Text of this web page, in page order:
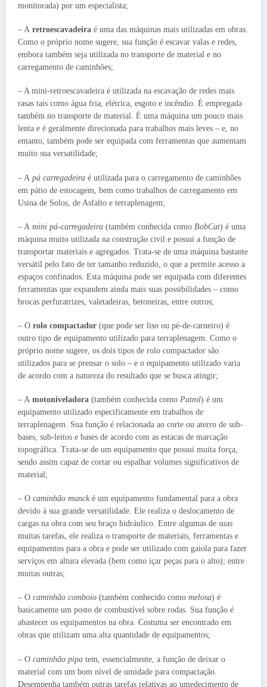
monitorada) por um especialista;
– A retroescavadeira é uma das máquinas mais utilizadas em obras.
Como o próprio nome sugere, sua função é escavar valas e redes,
embora também seja utilizada no transporte de material e no
carregamento de caminhões;
– A mini-retroescavadeira é utilizada na escavação de redes mais
rasas tais como água fria, elétrica, esgoto e incêndio. É empregada
também no transporte de material. É uma máquina um pouco mais
lenta e é geralmente direcionada para trabalhos mais leves – e, no
entanto, também pode ser equipada com ferramentas que aumentam
muito sua versatilidade;
– A pá carregadeira é utilizada para o carregamento de caminhões
em pátio de estocagem, bem como trabalhos de carregamento em
Usina de Solos, de Asfalto e terraplenagem;
– A mini pá-carregadeira (também conhecida como BobCat) é uma
máquina muito utilizada na construção civil e possui a função de
transportar materiais e agregados. Trata-se de uma máquina bastante
versátil pelo fato de ter tamanho reduzido, o que a permite acesso a
espaços confinados. Esta máquina pode ser equipada com diferentes
ferramentas que expandem ainda mais suas possibilidades – como
brocas perfuratrizes, valetadeiras, betoneiras, entre outros;
– O rolo compactador (que pode ser liso ou pé-de-carneiro) é
outro tipo de equipamento utilizado para terraplenagem. Como o
próprio nome sugere, os dois tipos de rolo compactador são
utilizados para se prensar o solo – e o equipamento utilizado varia
de acordo com a natureza do resultado que se busca atingir;
– A motoniveladora (também conhecida como Patrol) é um
equipamento utilizado especificamente em trabalhos de
terraplenagem. Sua função é relacionada ao corte ou aterro de sub-
bases, sub-leitos e bases de acordo com as estacas de marcação
topográfica. Trata-se de um equipamento que possui muita força,
sendo assim capaz de cortar ou espalhar volumes significativos de
material;
– O caminhão muncké um equipamento fundamental para a obra
devido à sua grande versatilidade. Ele realiza o deslocamento de
cargas na obra com seu braço hidráulico. Entre algumas de suas
muitas tarefas, ele realiza o transporte de materiais, ferramentas e
equipamentos para a obra e pode ser utilizado com gaiola para fazer
serviços em altura elevada (bem como içar peças para o alto); entre
muitas outras;
– O caminhão comboio (também conhecido como melosa) é
basicamente um posto de combustível sobre rodas. Sua função é
abastecer os equipamentos na obra. Costuma ser encontrado em
obras que utilizam uma alta quantidade de equipamentos;
– O caminhão pipa tem, essencialmente, a função de deixar o
material com um bom nível de umidade para compactação.
Desempenha também outras tarefas relativas ao umedecimento de